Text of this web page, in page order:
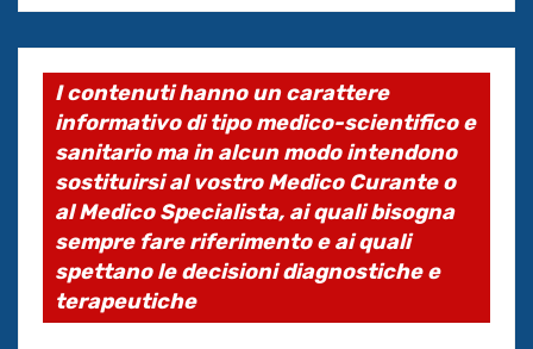
I contenuti hanno un carattere
informativo di tipo medico-scientifico e
sanitario ma in alcun modo intendono
sostituirsi al vostro Medico Curante o
al Medico Specialista, ai quali bisogna
sempre fare riferimento e ai quali
spettano le decisioni diagnostiche e
terapeutiche